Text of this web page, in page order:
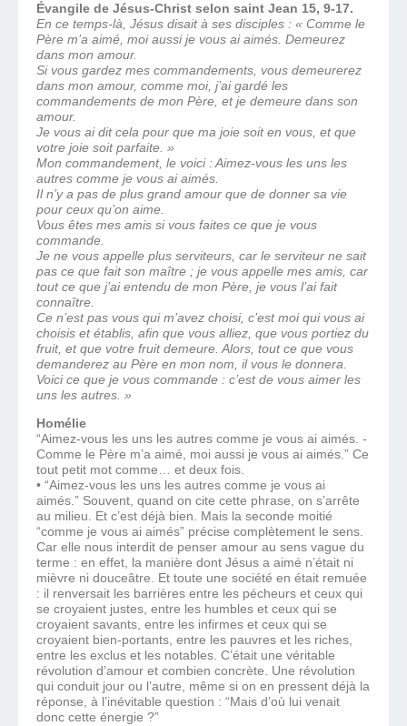
Évangile de Jésus-Christ selon saint Jean 15, 9-17.
En ce temps-là, Jésus disait à ses disciples : « Comme le
Père m’a aimé, moi aussi je vous ai aimés. Demeurez
dans mon amour.
Si vous gardez mes commandements, vous demeurerez
dans mon amour, comme moi, j’ai gardé les
commandements de mon Père, et je demeure dans son
amour.
Je vous ai dit cela pour que ma joie soit en vous, et que
votre joie soit parfaite. »
Mon commandement, le voici : Aimez-vous les uns les
autres comme je vous ai aimés.
Il n’y a pas de plus grand amour que de donner sa vie
pour ceux qu’on aime.
Vous êtes mes amis si vous faites ce que je vous
commande.
Je ne vous appelle plus serviteurs, car le serviteur ne sait
pas ce que fait son maître ; je vous appelle mes amis, car
tout ce que j’ai entendu de mon Père, je vous l’ai fait
connaître.
Ce n’est pas vous qui m’avez choisi, c’est moi qui vous ai
choisis et établis, afin que vous alliez, que vous portiez du
fruit, et que votre fruit demeure. Alors, tout ce que vous
demanderez au Père en mon nom, il vous le donnera.
Voici ce que je vous commande : c’est de vous aimer les
uns les autres. »
Homélie
“Aimez-vous les uns les autres comme je vous ai aimés. -
Comme le Père m’a aimé, moi aussi je vous ai aimés.” Ce
tout petit mot comme… et deux fois.
• “Aimez-vous les uns les autres comme je vous ai
aimés.” Souvent, quand on cite cette phrase, on s’arrête
au milieu. Et c’est déjà bien. Mais la seconde moitié
“comme je vous ai aimés” précise complètement le sens.
Car elle nous interdit de penser amour au sens vague du
terme : en effet, la manière dont Jésus a aimé n’était ni
mièvre ni douceâtre. Et toute une société en était remuée
: il renversait les barrières entre les pécheurs et ceux qui
se croyaient justes, entre les humbles et ceux qui se
croyaient savants, entre les infirmes et ceux qui se
croyaient bien-portants, entre les pauvres et les riches,
entre les exclus et les notables. C’était une véritable
révolution d’amour et combien concrète. Une révolution
qui conduit jour ou l’autre, même si on en pressent déjà la
réponse, à l’inévitable question : “Mais d’où lui venait
donc cette énergie ?”